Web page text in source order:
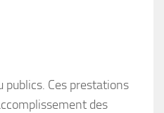
Ces prestations
des